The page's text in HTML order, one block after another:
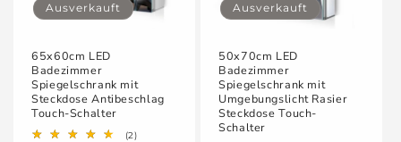
Ausverkauft
65x60cm LED
Badezimmer
Spiegelschrank mit
Steckdose Antibeschlag
Touch-Schalter
(2)2
Ausverkauft
50x70cm LED
Badezimmer
Spiegelschrank mit
Umgebungslicht Rasier
Steckdose Touch-
Schalter